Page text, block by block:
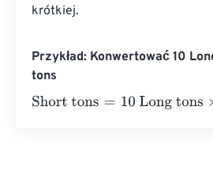
krótkiej.
Przykład: Konwertować 10
tons
Short tons= 10 Long tons ×